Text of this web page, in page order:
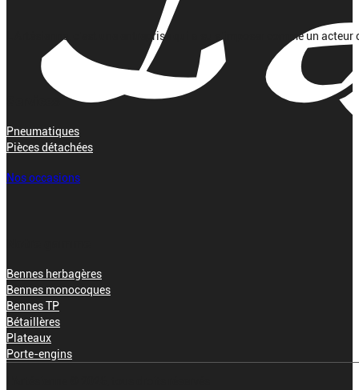
L’Artésienne, c’est une entreprise qui a su s’imposer comme un
Pneumatiques
Pièces détachées
Nos occasions
Bennes herbagères
Bennes monocoques
Bennes TP
Bétaillères
Plateaux
Porte-engins